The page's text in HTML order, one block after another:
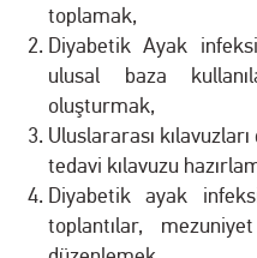
toplamak,
Diyabetik Ayak
ulusal baza
oluşturmak,
Uluslararası
tedavi kılavuzu
Diyabetik ayak
toplantılar,